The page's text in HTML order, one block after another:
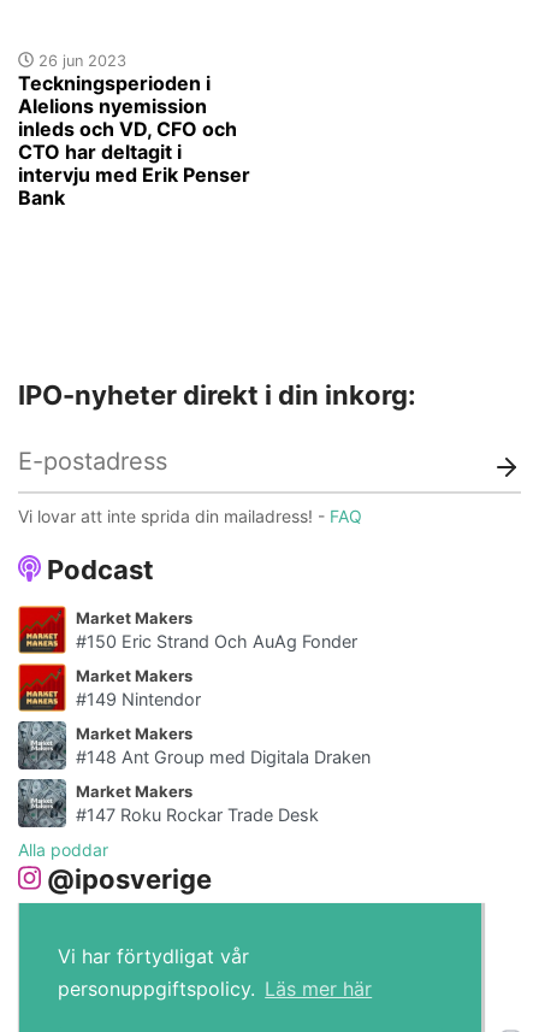
Vi har förtydligat vår
personuppgiftspolicy. Läs mer här
26 jun 2023
Teckningsperioden i
Alelions nyemission
inleds och VD, CFO och
CTO har deltagit i
intervju med Erik Penser
Bank
Podcast
Market Makers
#150 Eric Strand Och AuAg Fonder
Market Makers
#149 Nintendor
Market Makers
#148 Ant Group med Digitala Draken
Market Makers
#147 Roku Rockar Trade Desk
Alla poddar
@iposverige
IPO-nyheter direkt i din inkorg:
Vi lovar att inte sprida din mailadress! - FAQ